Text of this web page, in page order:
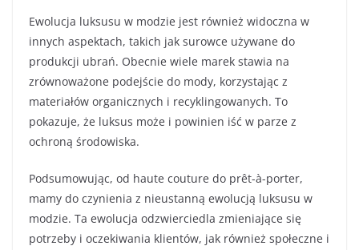
Ewolucja luksusu w modzie jest również widoczna w
innych aspektach, takich jak surowce używane do
produkcji ubrań. Obecnie wiele marek stawia na
zrównoważone podejście do mody, korzystając z
materiałów organicznych i recyklingowanych. To
pokazuje, że luksus może i powinien iść w parze z
ochroną środowiska.
Podsumowując, od haute couture do prêt-à-porter,
mamy do czynienia z nieustanną ewolucją luksusu w
modzie. Ta ewolucja odzwierciedla zmieniające się
potrzeby i oczekiwania klientów, jak również społeczne i